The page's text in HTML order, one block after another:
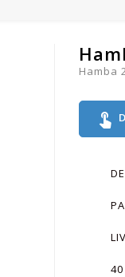
Hamba
touch_app
40